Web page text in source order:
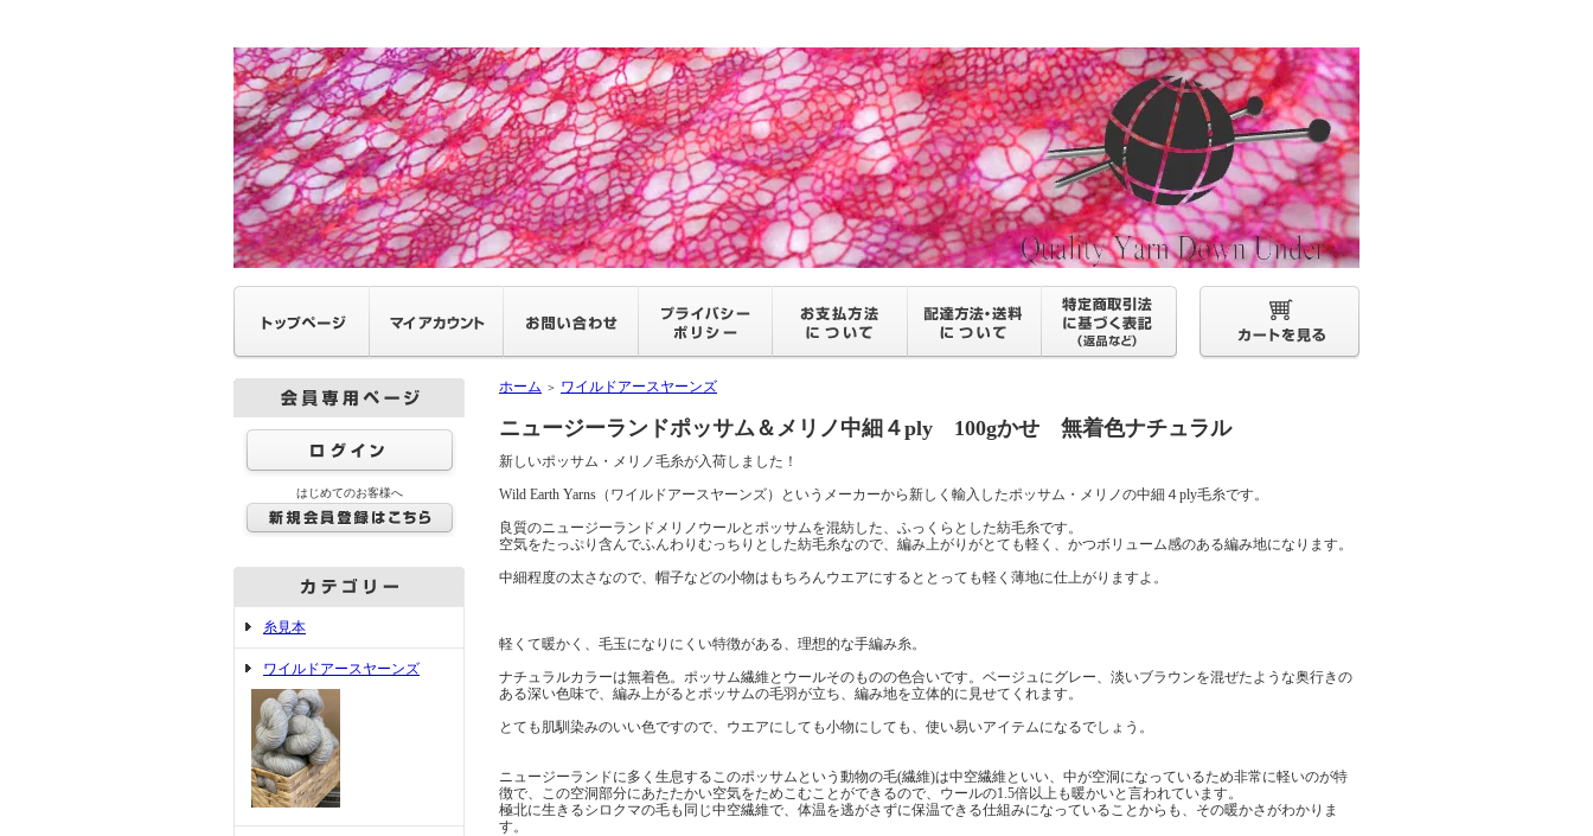
はじめてのお客様へ
糸見本
ワイルドアースヤーンズ
ホーム ＞ ワイルドアースヤーンズ
ニュージーランドポッサム＆メリノ中細４ply 100gかせ 無着色ナチュラル
新しいポッサム・メリノ毛糸が入荷しました！
Wild Earth Yarns（ワイルドアースヤーンズ）というメーカーから新しく輸入したポッサム・メリノの中細４ply毛糸です。
良質のニュージーランドメリノウールとポッサムを混紡した、ふっくらとした紡毛糸です。
空気をたっぷり含んでふんわりむっちりとした紡毛糸なので、編み上がりがとても軽く、かつボリューム感のある編み地になります。
中細程度の太さなので、帽子などの小物はもちろんウエアにするととっても軽く薄地に仕上がりますよ。
軽くて暖かく、毛玉になりにくい特徴がある、理想的な手編み糸。
ナチュラルカラーは無着色。ポッサム繊維とウールそのものの色合いです。ベージュにグレー、淡いブラウンを混ぜたような奥行きの
ある深い色味で、編み上がるとポッサムの毛羽が立ち、編み地を立体的に見せてくれます。
とても肌馴染みのいい色ですので、ウエアにしても小物にしても、使い易いアイテムになるでしょう。
ニュージーランドに多く生息するこのポッサムという動物の毛(繊維)は中空繊維といい、中が空洞になっているため非常に軽いのが特
徴で、この空洞部分にあたたかい空気をためこむことができるので、ウールの1.5倍以上も暖かいと言われています。
極北に生きるシロクマの毛も同じ中空繊維で、体温を逃がさずに保温できる仕組みになっていることからも、その暖かさがわかりま
す。